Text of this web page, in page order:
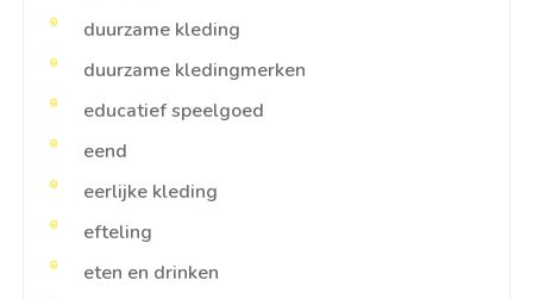
duurzame kleding
duurzame kledingmerken
educatief speelgoed
eend
eerlijke kleding
efteling
eten en drinken